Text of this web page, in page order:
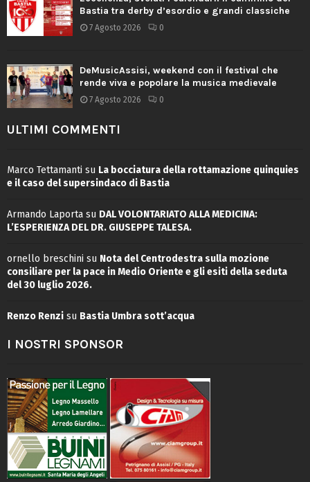
Bastia tra derby d’esordio e grandi classiche
7 Agosto 2026 0
DeMusicAssisi, weekend con il festival che
rende viva e popolare la musica medievale
7 Agosto 2026 0
ULTIMI COMMENTI
Marco Tettamanti su La bocciatura della rottamazione quinquies
e il caso del supersindaco di Bastia
Armando Laporta su DAL VOLONTARIATO ALLA MEDICINA:
L’ESPERIENZA DEL DR. GIUSEPPE TALESA.
ornello breschini su Nota del Centrodestra sulla mozione
consiliare per la pace in Medio Oriente e gli esiti della seduta
del 30 luglio 2026.
Renzo Renzi su Bastia Umbra sott’acqua
I NOSTRI SPONSOR